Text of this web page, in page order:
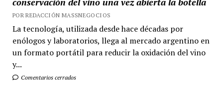
POR REDACCIÓN MASSNEGOCIOS
La tecnología, utilizada desde hace décadas por
enólogos y laboratorios, llega al mercado argentino en
un formato portátil para reducir la oxidación del vino
y...
Comentarios cerrados